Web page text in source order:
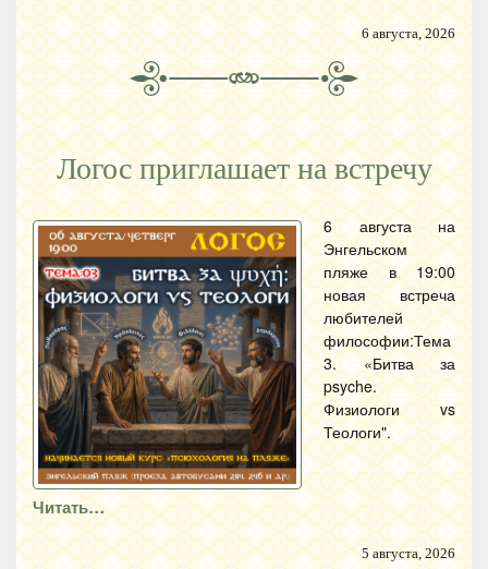
6 августа, 2026
Логос приглашает на встречу
6 августа на
Энгельском
пляже в 19:00
новая встреча
любителей
философии:Тема
3. «Битва за
psyche.
Физиологи vs
Теологи".
Читать…
5 августа, 2026